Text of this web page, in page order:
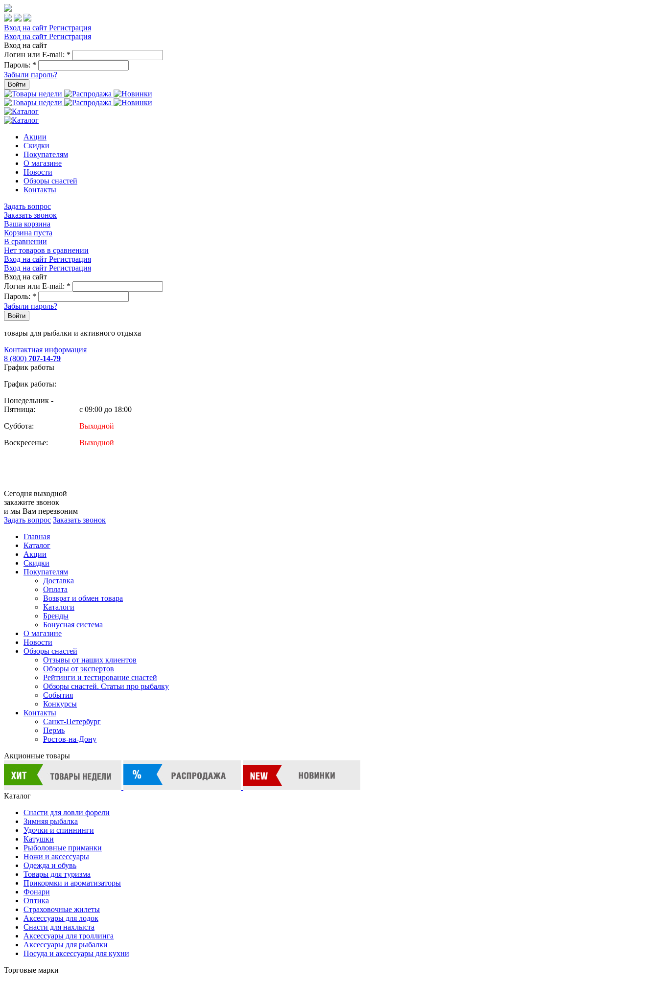
Вход на сайт Регистрация
Вход на сайт Регистрация
Вход на сайт
Логин или E-mail: *
Пароль: *
Забыли пароль?
Войти
Акции
Скидки
Покупателям
О магазине
Новости
Обзоры снастей
Контакты
Задать вопрос
Заказать звонок
Ваша корзина
Корзина пуста
В сравнении
Нет товаров в сравнении
Вход на сайт Регистрация
Вход на сайт Регистрация
Вход на сайт
Логин или E-mail: *
Пароль: *
Забыли пароль?
Войти
товары для рыбалки и активного отдыха
Контактная информация
8 (800) 707-14-79
График работы
График работы:
Понедельник -
Пятница:
с 09:00 до 18:00
Суббота:
Выходной
Воскресенье:
Выходной
Сегодня выходной
закажите звонок
и мы Вам перезвоним
Задать вопрос Заказать звонок
Главная
Каталог
Акции
Скидки
Покупателям
Доставка
Оплата
Возврат и обмен товара
Каталоги
Бренды
Бонусная система
О магазине
Новости
Обзоры снастей
Отзывы от наших клиентов
Обзоры от экспертов
Рейтинги и тестирование снастей
Обзоры снастей. Статьи про рыбалку
События
Конкурсы
Контакты
Санкт-Петербург
Пермь
Ростов-на-Дону
Акционные товары
Каталог
Снасти для ловли форели
Зимняя рыбалка
Удочки и спиннинги
Катушки
Рыболовные приманки
Ножи и аксессуары
Одежда и обувь
Товары для туризма
Прикормки и ароматизаторы
Фонари
Оптика
Страховочные жилеты
Аксессуары для лодок
Снасти для нахлыста
Аксессуары для троллинга
Аксессуары для рыбалки
Посуда и аксессуары для кухни
Торговые марки